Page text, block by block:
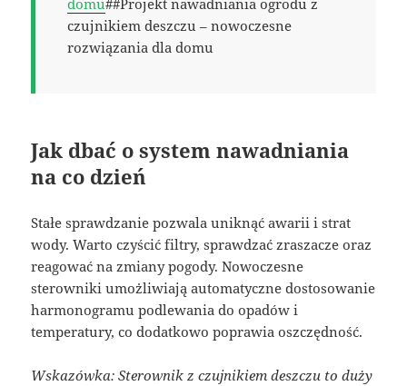
czujnikiem deszczu – nowoczesne
rozwiązania dla domu
Jak dbać o system nawadniania
na co dzień
Stałe sprawdzanie pozwala uniknąć awarii i strat
wody. Warto czyścić filtry, sprawdzać zraszacze oraz
reagować na zmiany pogody. Nowoczesne
sterowniki umożliwiają automatyczne dostosowanie
harmonogramu podlewania do opadów i
temperatury, co dodatkowo poprawia oszczędność.
Wskazówka: Sterownik z czujnikiem deszczu to duży